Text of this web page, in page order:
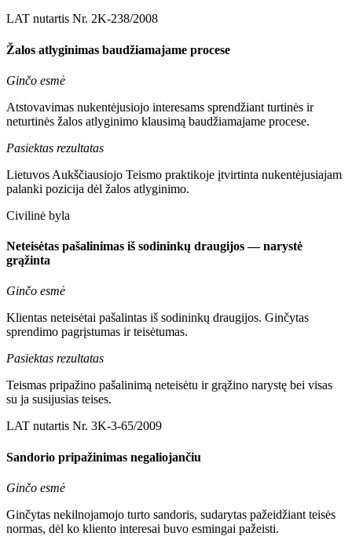
LAT nutartis Nr. 2K-238/2008
Žalos atlyginimas baudžiamajame procese
Ginčo esmė
Atstovavimas nukentėjusiojo interesams sprendžiant turtinės ir
neturtinės žalos atlyginimo klausimą baudžiamajame procese.
Pasiektas rezultatas
Lietuvos Aukščiausiojo Teismo praktikoje įtvirtinta nukentėjusiajam
palanki pozicija dėl žalos atlyginimo.
Civilinė byla
Neteisėtas pašalinimas iš sodininkų draugijos — narystė
grąžinta
Ginčo esmė
Klientas neteisėtai pašalintas iš sodininkų draugijos. Ginčytas
sprendimo pagrįstumas ir teisėtumas.
Pasiektas rezultatas
Teismas pripažino pašalinimą neteisėtu ir grąžino narystę bei visas
su ja susijusias teises.
LAT nutartis Nr. 3K-3-65/2009
Sandorio pripažinimas negaliojančiu
Ginčo esmė
Ginčytas nekilnojamojo turto sandoris, sudarytas pažeidžiant teisės
normas, dėl ko kliento interesai buvo esmingai pažeisti.